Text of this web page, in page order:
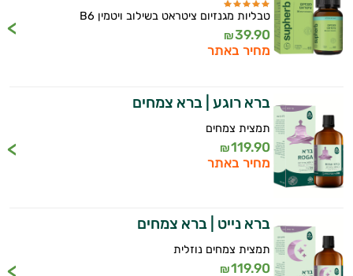
טבליות מגנזיום ציטראט בשילוב ויטמין B6
39.90
₪
מחיר באתר
ברא רוגע | ברא צמחים
תמצית צמחים
119.90
₪
מחיר באתר
ברא נייט | ברא צמחים
תמצית צמחים נוזלית
119.90
₪